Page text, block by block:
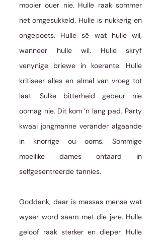
mooier ouer nie. Hulle raak sommer
net omgesukkeld. Hulle is nukkerig en
ongepoets. Hulle sê wat hulle wil,
wanneer hulle wil. Hulle skryf
venynige briewe in koerante. Hulle
kritiseer alles en almal van vroeg tot
laat. Sulke bitterheid gebeur nie
oornag nie. Dit kom ’n lang pad. Party
kwaai jongmanne verander algaande
in knorrige ou ooms. Sommige
moeilike dames ontaard in
selfgesentreerde tannies.
Goddank, daar is massas mense wat
wyser word saam met die jare. Hulle
geloof raak sterker en dieper. Hulle